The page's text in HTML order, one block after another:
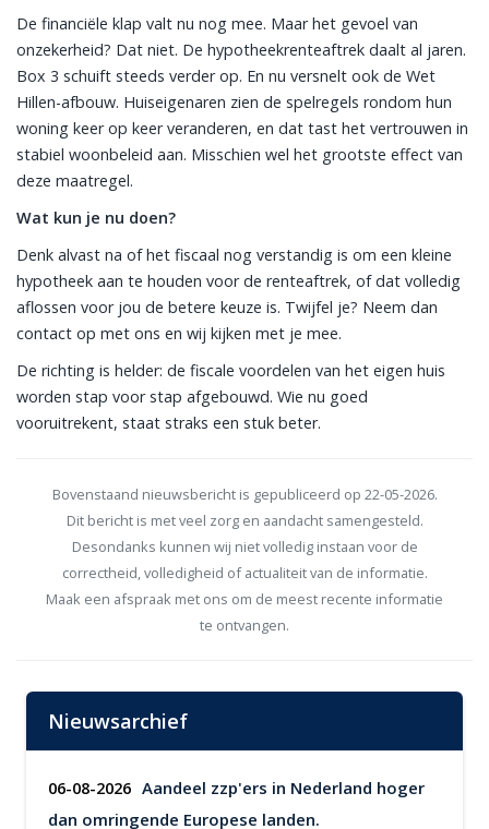
De financiële klap valt nu nog mee. Maar het gevoel van
onzekerheid? Dat niet. De hypotheekrenteaftrek daalt al jaren.
Box 3 schuift steeds verder op. En nu versnelt ook de Wet
Hillen-afbouw. Huiseigenaren zien de spelregels rondom hun
woning keer op keer veranderen, en dat tast het vertrouwen in
stabiel woonbeleid aan. Misschien wel het grootste effect van
deze maatregel.
Wat kun je nu doen?
Denk alvast na of het fiscaal nog verstandig is om een kleine
hypotheek aan te houden voor de renteaftrek, of dat volledig
aflossen voor jou de betere keuze is. Twijfel je? Neem dan
contact op met ons en wij kijken met je mee.
De richting is helder: de fiscale voordelen van het eigen huis
worden stap voor stap afgebouwd. Wie nu goed
vooruitrekent, staat straks een stuk beter.
Bovenstaand nieuwsbericht is gepubliceerd op 22-05-2026.
Dit bericht is met veel zorg en aandacht samengesteld.
Desondanks kunnen wij niet volledig instaan voor de
correctheid, volledigheid of actualiteit van de informatie.
Maak een afspraak met ons om de meest recente informatie
te ontvangen.
Nieuwsarchief
06-08-2026 Aandeel zzp'ers in Nederland hoger
dan omringende Europese landen.